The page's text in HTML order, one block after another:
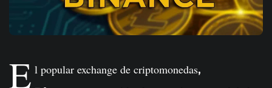
E l popular exchange de criptomonedas,